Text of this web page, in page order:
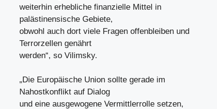
weiterhin erhebliche finanzielle Mittel in
palästinensische Gebiete,
obwohl auch dort viele Fragen offenbleiben und
Terrorzellen genährt
werden“, so Vilimsky.
„Die Europäische Union sollte gerade im
Nahostkonflikt auf Dialog
und eine ausgewogene Vermittlerrolle setzen,